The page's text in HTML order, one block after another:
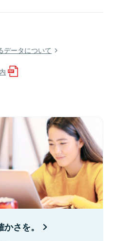
データについて
さを。